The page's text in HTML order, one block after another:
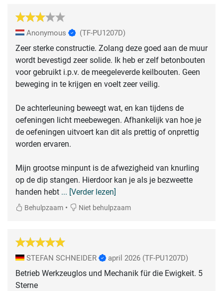
Anonymous (TF-PU1207D)
Zeer sterke constructie. Zolang deze goed aan de muur
wordt bevestigd zeer solide. Ik heb er zelf betonbouten
voor gebruikt i.p.v. de meegeleverde keilbouten. Geen
beweging in te krijgen en voelt zeer veilig.
De achterleuning beweegt wat, en kan tijdens de
oefeningen licht meebewegen. Afhankelijk van hoe je
de oefeningen uitvoert kan dit als prettig of onprettig
worden ervaren.
Mijn grootse minpunt is de afwezigheid van knurling
op de dip stangen. Hierdoor kan je als je bezweette
handen hebt ... [Verder lezen]
Behulpzaam • Niet behulpzaam
STEFAN SCHNEIDER april 2026 (TF-PU1207D)
Betrieb Werkzeuglos und Mechanik für die Ewigkeit. 5
Sterne